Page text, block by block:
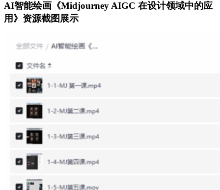
AI智能绘画《Midjourney AIGC 在设计领域中的应
用》资源截图展示